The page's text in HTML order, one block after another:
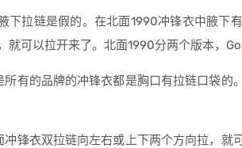
下拉链是假的。在北面1990冲锋衣中腋下
就可以拉开来了。北面1990分两个版本，
有的品牌的冲锋衣都是胸口有拉链口袋的
锋衣双拉链向左右或上下两个方向拉，就